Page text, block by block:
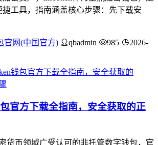
工具，指南涵盖核心步骤：先下载安
官网(中国官方) qbadmin 985
2026-
官方下载全指南，安全获取的正
货币领域广受认可的非托管数字钱包，官